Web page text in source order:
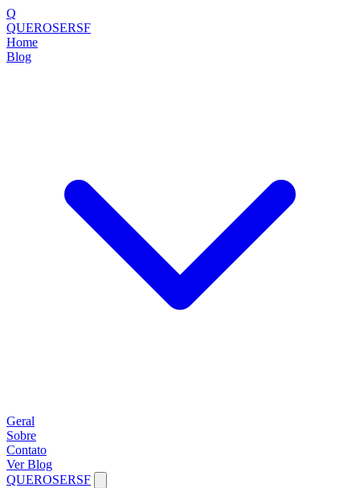
Q
QUEROSERSF
Home
Blog
Geral
Sobre
Contato
Ver Blog
QUEROSERSF